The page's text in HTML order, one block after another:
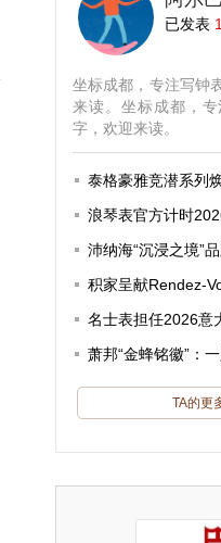
已发表
坐标成都，专注写钟
来读。坐标成都，
字，欢迎来读。
泰格豪雅竞潜系列焕新登场：从1978
浪琴表官方计时2026格拉斯哥英联邦
沛纳海“沉浸之境”品牌体验展：在佛罗伦
积家呈献Rendez-Vous约会系列两款新品：当高级珠宝
名士表担任2026意大利经典车大奖赛官方计时：
萧邦“金蜂铭徽”：一只蜜蜂
TA的更